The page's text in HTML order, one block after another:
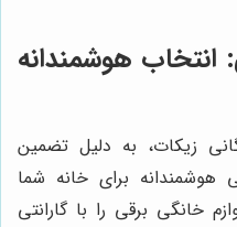
انتخاب هوشمندانه
زیکات، به دلیل تضمین
برای خانه شما
خانگی برقی را با گارانتی